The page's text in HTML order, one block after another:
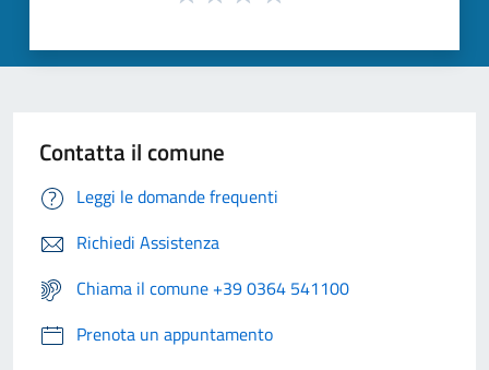
Contatta il comune
Leggi le domande frequenti
Richiedi Assistenza
Chiama il comune +39 0364 541100
Prenota un appuntamento